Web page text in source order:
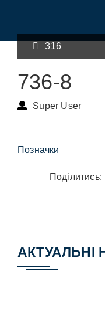
316
736-8
Super User
Позначки
Поділитись:
АКТУАЛЬНІ